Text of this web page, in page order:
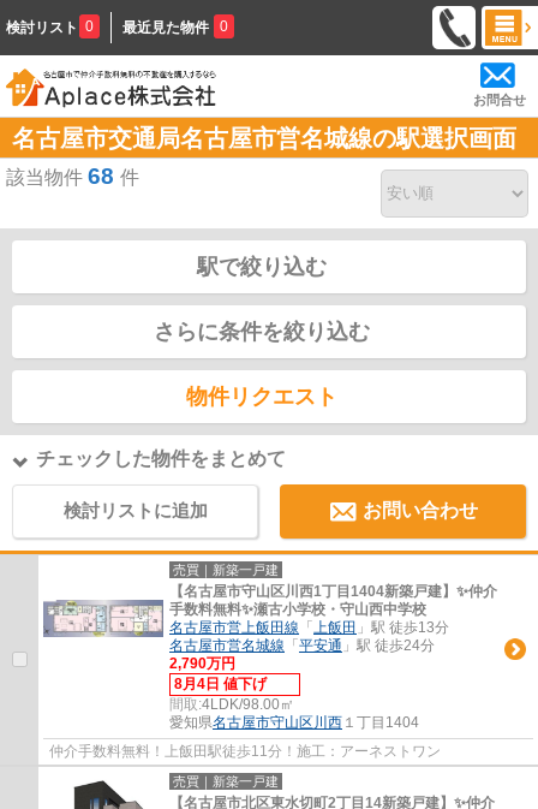
検討リスト 0 最近見た物件 0
お問合せ
名古屋市交通局名古屋市営名城線の駅選択画面
該当物件 68 件
駅で絞り込む
さらに条件を絞り込む
物件リクエスト
チェックした物件をまとめて
検討リストに追加 お問い合わせ
売買｜新築一戸建
【名古屋市守山区川西1丁目1404新築戸建】✨️仲介
手数料無料✨️瀬古小学校・守山西中学校
名古屋市営上飯田線 「 上飯田 」駅 徒歩13分
名古屋市営名城線 「 平安通 」駅 徒歩24分
2,790万円
8月4日 値下げ
間取:4LDK/98.00㎡
愛知県名古屋市守山区 川西 １丁目1404
仲介手数料無料！上飯田駅徒歩11分！施工：アーネストワン
売買｜新築一戸建
【名古屋市北区東水切町2丁目14新築戸建】✨️仲介